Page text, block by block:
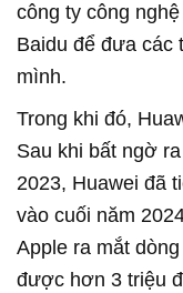
công ty công
Baidu để đưa các
mình.
Trong khi đó,
Sau khi bất ngờ
2023, Huawei đã
vào cuối năm
Apple ra mắt
được hơn 3 triệu